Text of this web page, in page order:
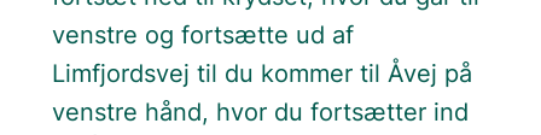
venstre og fortsætte ud af
Limfjordsvej til du kommer til Åvej på
venstre hånd, hvor du fortsætter ind